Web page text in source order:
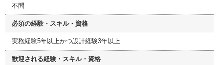
不問
必須の経験・スキル・資格
実務経験5年以上かつ設計経験3年以上
歓迎される経験・スキル・資格